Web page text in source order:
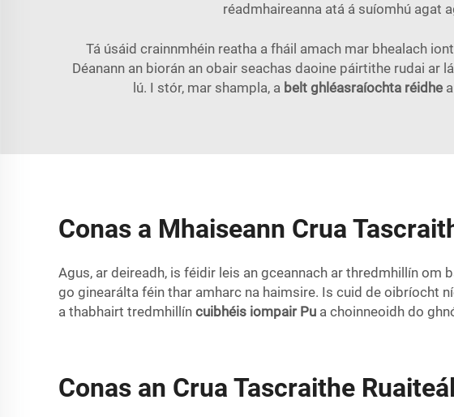
réadmhaireanna atá á suíomhú agat
Tá úsáid crainnmhéin reatha a fháil amach mar bhealach
Déanann an biorán an obair seachas daoine páirtithe rudai
lú. I stór, mar shampla, a belt ghléasraíochta réidhe
Conas a Mhaiseann Crua
Agus, ar deireadh, is féidir leis an gceannach ar thredmhillín om
go ginearálta féin thar amharc na haimsire. Is cuid de oibríocht
a thabhairt tredmhillín cuibhéis iompair Pu a choinneoidh do
Conas an Crua Tascraithe